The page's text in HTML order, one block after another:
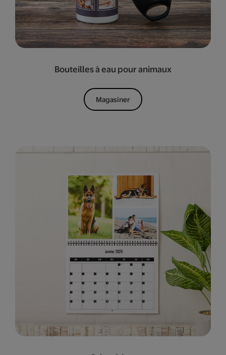
Bouteilles à eau pour animaux
Magasiner